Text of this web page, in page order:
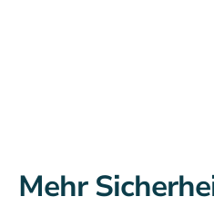
Mehr